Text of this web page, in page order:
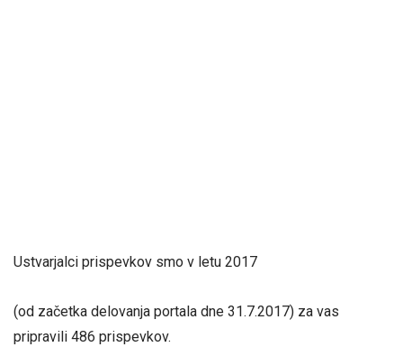
Ustvarjalci prispevkov smo v letu 2017
(od začetka delovanja portala dne 31.7.2017) za vas
pripravili 486 prispevkov.